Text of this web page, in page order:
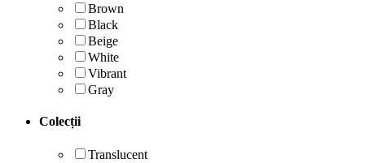
Brown
Black
Beige
White
Vibrant
Gray
Colecții
Translucent